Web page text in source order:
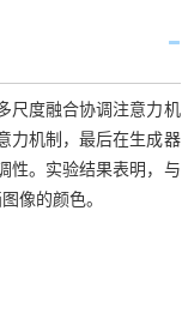
尺度融合协调注意力机
力机制，最后在生成器
性。实验结果表明，与
像的颜色。